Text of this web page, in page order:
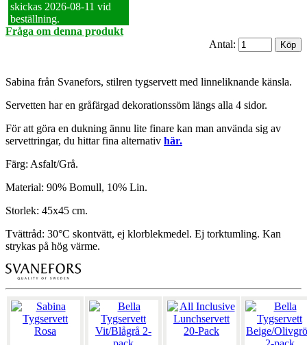
skickas 2026‑08‑11 vid
beställning.
Fråga om denna produkt
Antal:
Sabina från Svanefors, stilren tygservett med linneliknande känsla.
Servetten har en gråfärgad dekorationssöm längs alla 4 sidor.
För att göra en dukning ännu lite finare kan man använda sig av
servettringar, du hittar fina alternativ här.
Färg: Asfalt/Grå.
Material: 90% Bomull, 10% Lin.
Storlek: 45x45 cm.
Tvättråd: 30°C skontvätt, ej klorblekmedel. Ej torktumling. Kan
strykas på hög värme.